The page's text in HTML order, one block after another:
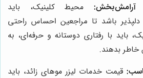
آرامش‌بخش: محیط کلینیک، باید
باشد تا مراجعین احساس راحتی
باید با رفتاری دوستانه و حرفه‌ای، به
خاطر بدهند.
قیمت خدمات لیزر موهای زائد، باید